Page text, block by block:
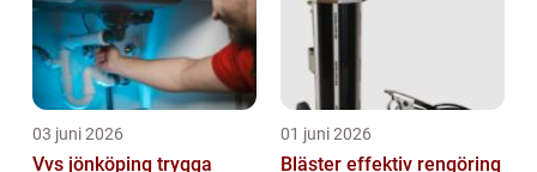
03 juni 2026
Vvs jönköping trygga
01 juni 2026
Bläster effektiv rengöring